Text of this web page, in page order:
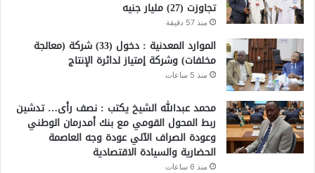
تجاوزت (27) مليار جنيه
منذ 57 دقيقة
الموارد المعدنية : دخول (33) شركة (معالجة
مخلفات) وشركة إمتياز لدائرة الإنتاج
منذ 5 ساعات
محمد عبدالله الشيخ يكتب : نصف رأى… تدشين
ربط المحول القومي مع بنك أمدرمان الوطني
وعودة الصراف الآلي عودة وجه العاصمة
الحضارية والسيادة الاقتصادية
منذ 6 ساعات